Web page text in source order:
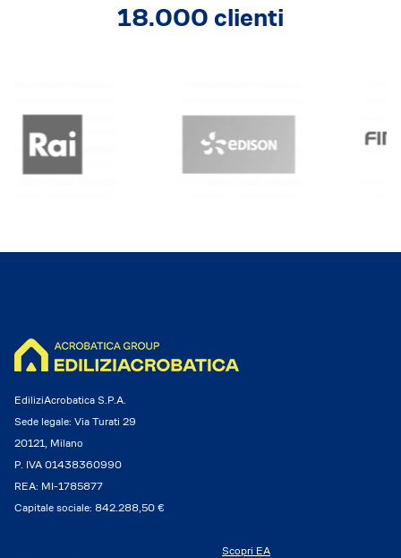
18.000 clienti
EdiliziAcrobatica S.P.A.
Sede legale: Via Turati 29
20121, Milano
P. IVA 01438360990
REA: MI-1785877
Capitale sociale: 842.288,50 €
Scopri EA